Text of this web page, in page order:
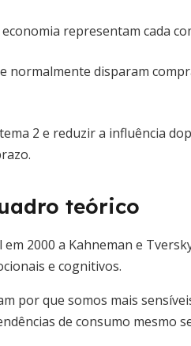
representam cada
normalmente disparam
2 e reduzir a influência
teórico
2000 a Kahneman e
e cognitivos.
por que somos mais
de consumo mesmo